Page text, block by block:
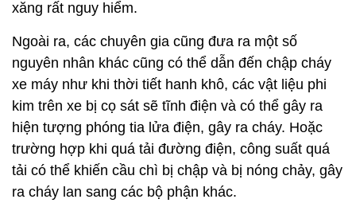
xăng rất nguy hiểm.
Ngoài ra, các chuyên gia cũng đưa ra một số
nguyên nhân khác cũng có thể dẫn đến chập cháy
xe máy như khi thời tiết hanh khô, các vật liệu phi
kim trên xe bị cọ sát sẽ tĩnh điện và có thể gây ra
hiện tượng phóng tia lửa điện, gây ra cháy. Hoặc
trường hợp khi quá tải đường điện, công suất quá
tải có thể khiến cầu chì bị chập và bị nóng chảy, gây
ra cháy lan sang các bộ phận khác.